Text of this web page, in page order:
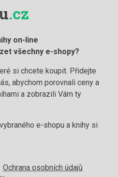
.cz
on-line
všechny e-shopy?
si chcete koupit. Přidejte
abychom porovnali ceny a
a zobrazili Vám ty
e-shopu a knihy si
Ochrana osobních údajů